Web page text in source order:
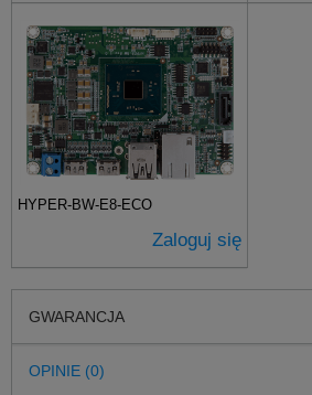
HYPER-BW-E8-ECO
Zaloguj się
GWARANCJA
OPINIE (0)